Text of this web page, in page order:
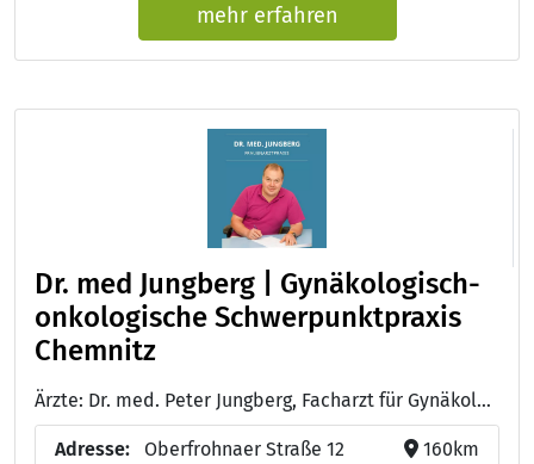
mehr erfahren
Dr. med Jungberg | Gynäkologisch-
onkologische Schwerpunktpraxis
Chemnitz
Ärzte: Dr. med. Peter Jungberg, Facharzt für Gynäkologie und Geburtshilfe - Schwerpunkt Gynäkologische Onkologie
Adresse:
Oberfrohnaer Straße 12
160km